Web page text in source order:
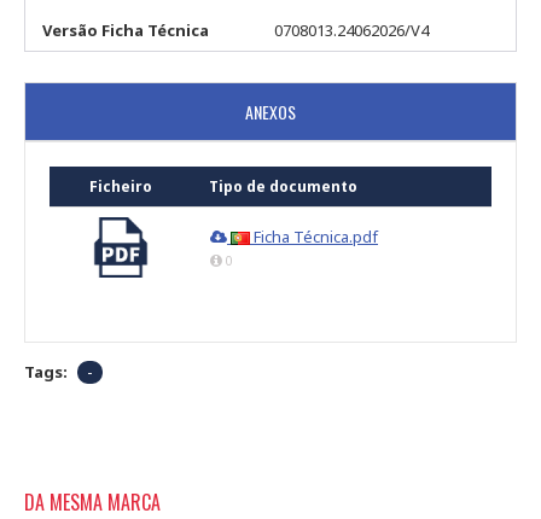
Versão Ficha Técnica
0708013.24062026/V4
ANEXOS
Ficheiro Tipo de documento
Ficha Técnica.pdf
0
Tags: -
DA MESMA MARCA